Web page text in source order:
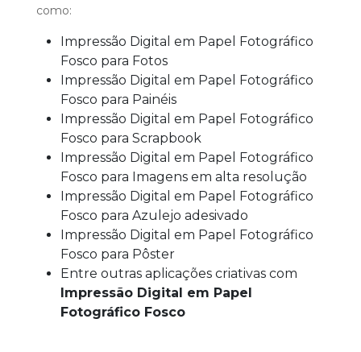
como:
Impressão Digital em Papel Fotográfico
Fosco para Fotos
Impressão Digital em Papel Fotográfico
Fosco para Painéis
Impressão Digital em Papel Fotográfico
Fosco para Scrapbook
Impressão Digital em Papel Fotográfico
Fosco para Imagens em alta resolução
Impressão Digital em Papel Fotográfico
Fosco para Azulejo adesivado
Impressão Digital em Papel Fotográfico
Fosco para Pôster
Entre outras aplicações criativas com
Impressão Digital em Papel
Fotográfico Fosco